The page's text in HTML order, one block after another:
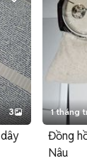
3 1 tháng
Đồng
Nâu